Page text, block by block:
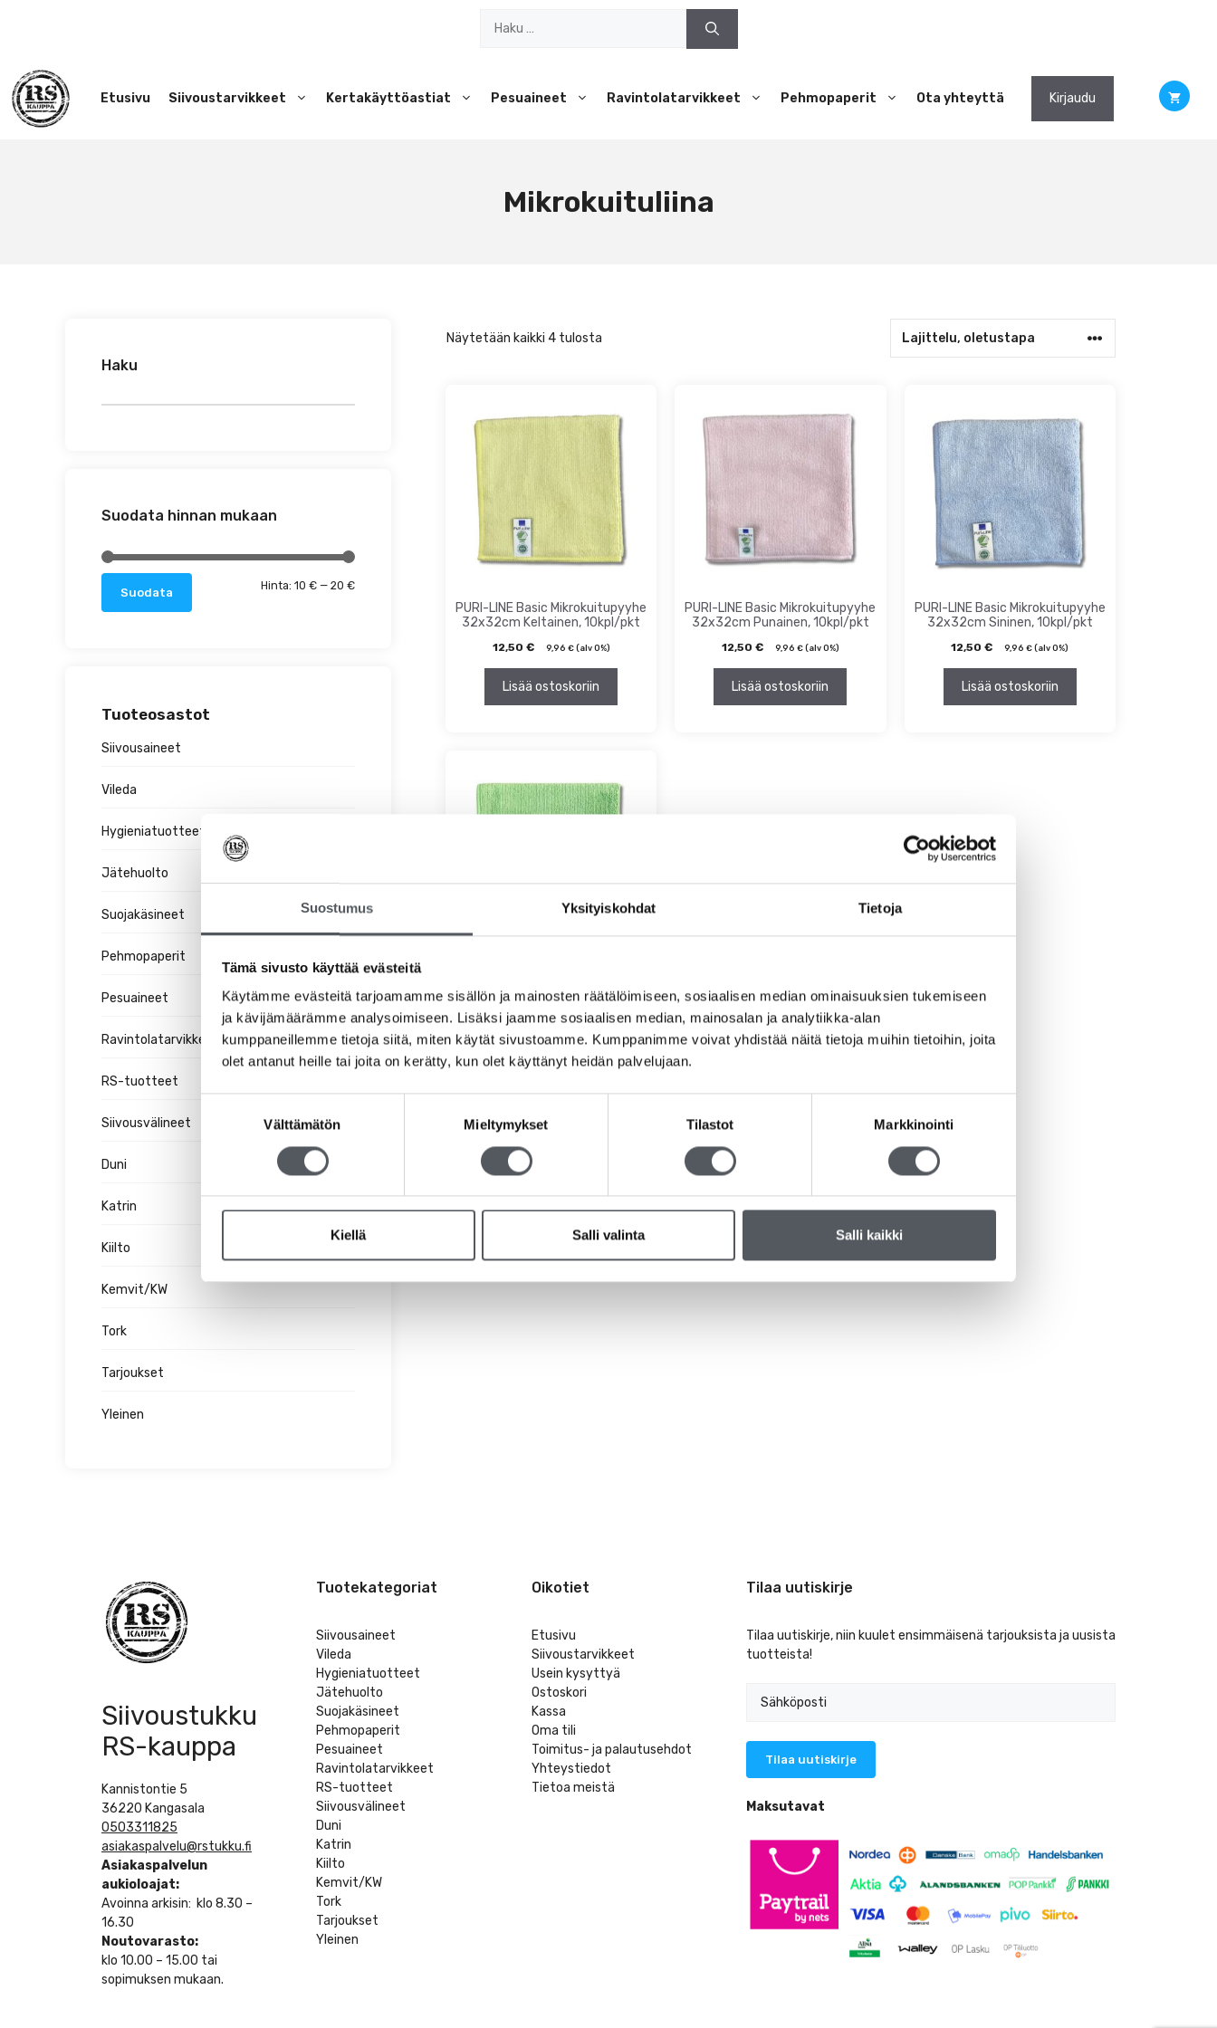
Suostumus Yksityiskohdat Tietoja
Tämä sivusto käyttää evästeitä
Käytämme evästeitä tarjoamamme sisällön ja mainosten räätälöimiseen, sosiaalisen median ominaisuuksien tukemiseen
ja kävijämäärämme analysoimiseen. Lisäksi jaamme sosiaalisen median, mainosalan ja analytiikka-alan
kumppaneillemme tietoja siitä, miten käytät sivustoamme. Kumppanimme voivat yhdistää näitä tietoja muihin tietoihin, joita
olet antanut heille tai joita on kerätty, kun olet käyttänyt heidän palvelujaan.
Välttämätön Mieltymykset Tilastot Markkinointi
Kiellä Salli valinta Salli kaikki
Etusivu Siivoustarvikkeet Kertakäyttöastiat Pesuaineet Ravintolatarvikkeet Pehmopaperit Ota yhteyttä Kirjaudu
Mikrokuituliina
Näytetään kaikki 4 tulosta
PURI-LINE Basic Mikrokuitupyyhe
32x32cm Keltainen, 10kpl/pkt
12,50 € 9,96 €(alv 0%)
Lisää ostoskoriin
PURI-LINE Basic Mikrokuitupyyhe
32x32cm Punainen, 10kpl/pkt
12,50 € 9,96 €(alv 0%)
Lisää ostoskoriin
PURI-LINE Basic Mikrokuitupyyhe
32x32cm Sininen, 10kpl/pkt
12,50€ 9,96€ (alv 0%)
Lisää ostoskoriin
32x32cm Vihreä, 10kpl/pkt
12,50€ 9,96 €(alv 0%)
Lisää ostoskoriin
Haku
Suodata hinnan mukaan
Minimihinta
Maksimihinta
Suodata Hinta: 10 € — 20 €
Tuoteosastot
Siivousaineet
Vileda
Hygieniatuotteet
Jätehuolto
Suojakäsineet
Pehmopaperit
Pesuaineet
Ravintolatarvikkeet
RS-tuotteet
Siivousvälineet
Duni
Katrin
Kiilto
Kemvit/KW
Tork
Tarjoukset
Yleinen
Siivoustukku
RS-kauppa
Kannistontie 5
36220 Kangasala
0503311825
asiakaspalvelu@rstukku.fi
Asiakaspalvelun
aukioloajat:
Avoinna arkisin: klo 8.30 –
16.30
Noutovarasto:
klo 10.00 – 15.00 tai
sopimuksen mukaan.
Tuotekategoriat
Siivousaineet
Vileda
Hygieniatuotteet
Jätehuolto
Suojakäsineet
Pehmopaperit
Pesuaineet
Ravintolatarvikkeet
RS-tuotteet
Siivousvälineet
Duni
Katrin
Kiilto
Kemvit/KW
Tork
Tarjoukset
Yleinen
Oikotiet
Etusivu
Siivoustarvikkeet
Usein kysyttyä
Ostoskori
Kassa
Oma tili
Toimitus- ja palautusehdot
Yhteystiedot
Tietoa meistä
Tilaa uutiskirje
Tilaa uutiskirje, niin kuulet ensimmäisenä tarjouksista ja uusista
tuotteista!
Maksutavat